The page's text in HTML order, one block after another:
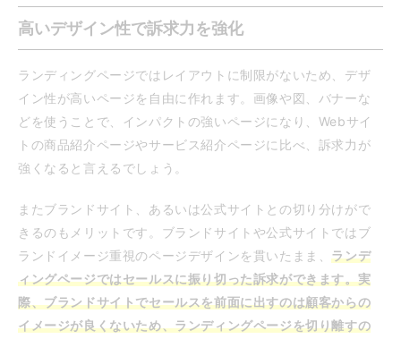
高いデザイン性で訴求力を強化
ランディングページではレイアウトに制限がないため、デザ
イン性が高いページを自由に作れます。画像や図、バナーな
どを使うことで、インパクトの強いページになり、Webサイ
トの商品紹介ページやサービス紹介ページに比べ、訴求力が
強くなると言えるでしょう。
またブランドサイト、あるいは公式サイトとの切り分けがで
きるのもメリットです。ブランドサイトや公式サイトではブ
ランドイメージ重視のページデザインを貫いたまま、ランデ
ィングページではセールスに振り切った訴求ができます。実
際、ブランドサイトでセールスを前面に出すのは顧客からの
イメージが良くないため、ランディングページを切り離すの